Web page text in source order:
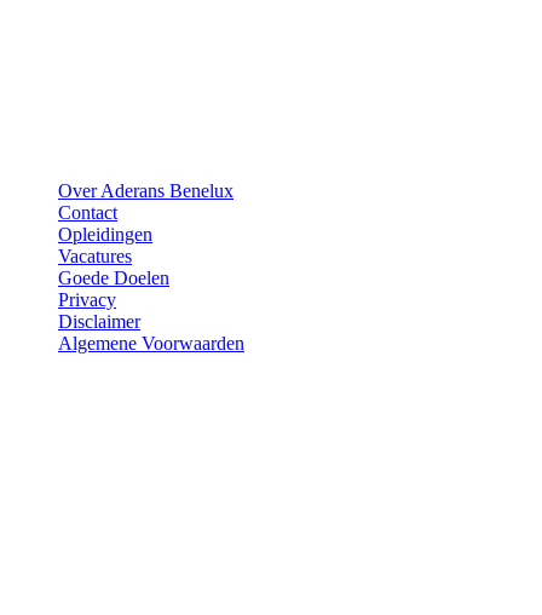
Over Aderans Benelux
Contact
Opleidingen
Vacatures
Goede Doelen
Privacy
Disclaimer
Algemene Voorwaarden